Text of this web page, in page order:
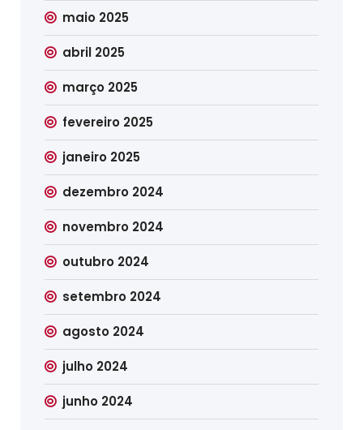
maio 2025
abril 2025
março 2025
fevereiro 2025
janeiro 2025
dezembro 2024
novembro 2024
outubro 2024
setembro 2024
agosto 2024
julho 2024
junho 2024